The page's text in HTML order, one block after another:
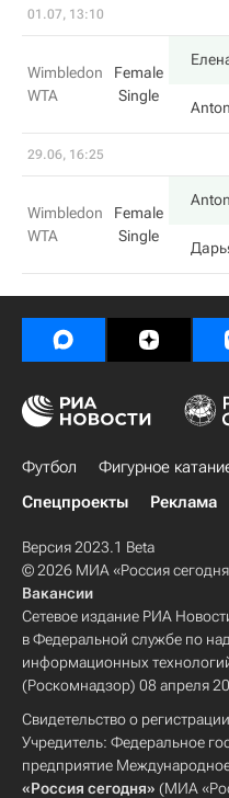
01.07, 13:10
Wimbledon
WTA
Female
Single
29.06, 16:25
Wimbledon
WTA
Female
Single
Футбол Фигурное
Спецпроекты
Реклама
Версия 2023.1 Beta
© 2026 МИА «Россия
Вакансии
Сетевое издание РИА
в Федеральной службе по
информационных
(Роскомнадзор) 08 апреля
Свидетельство о
Учредитель: Федеральное
предприятие
«Россия сегодня» (МИА